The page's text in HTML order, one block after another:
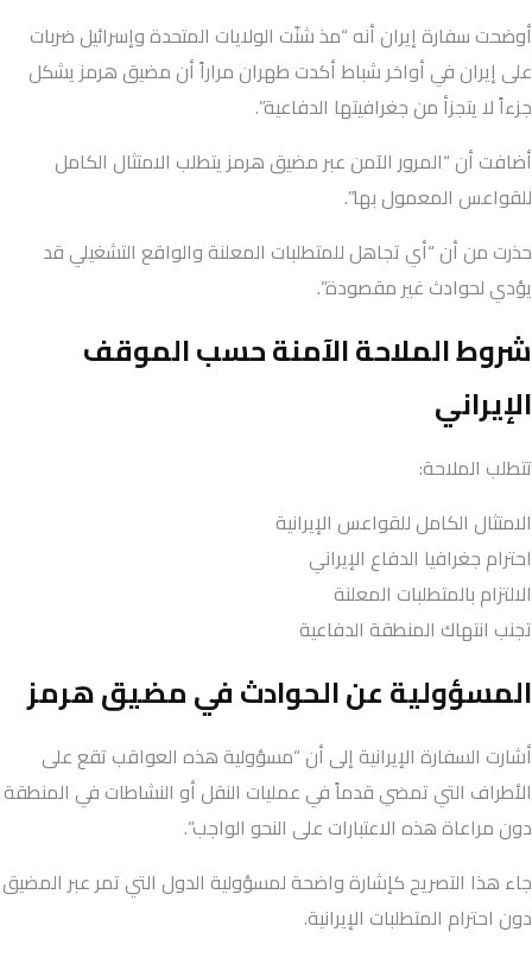
أوضحت سفارة إيران أنه “مذ شنّت الولايات المتحدة وإسرائيل ضربات
على إيران في أواخر شباط أكدت طهران مراراً أن مضيق هرمز يشكل
جزءاً لا يتجزأ من جغرافيتها الدفاعية”.
أضافت أن “المرور الآمن عبر مضيق هرمز يتطلب الامتثال الكامل
للقواعس المعمول بها”.
حذرت من أن “أي تجاهل للمتطلبات المعلنة والواقع التشغيلي قد
يؤدي لحوادث غير مقصودة”.
شروط الملاحة الآمنة حسب الموقف
الإيراني
تتطلب الملاحة:
الامتثال الكامل للقواعس الإيرانية
احترام جغرافيا الدفاع الإيراني
الالتزام بالمتطلبات المعلنة
تجنب انتهاك المنطقة الدفاعية
المسؤولية عن الحوادث في مضيق هرمز
أشارت السفارة الإيرانية إلى أن “مسؤولية هذه العواقب تقع على
الأطراف التي تمضي قدماً في عمليات النقل أو النشاطات في المنطقة
دون مراعاة هذه الاعتبارات على النحو الواجب”.
جاء هذا التصريح كإشارة واضحة لمسؤولية الدول التي تمر عبر المضيق
دون احترام المتطلبات الإيرانية.